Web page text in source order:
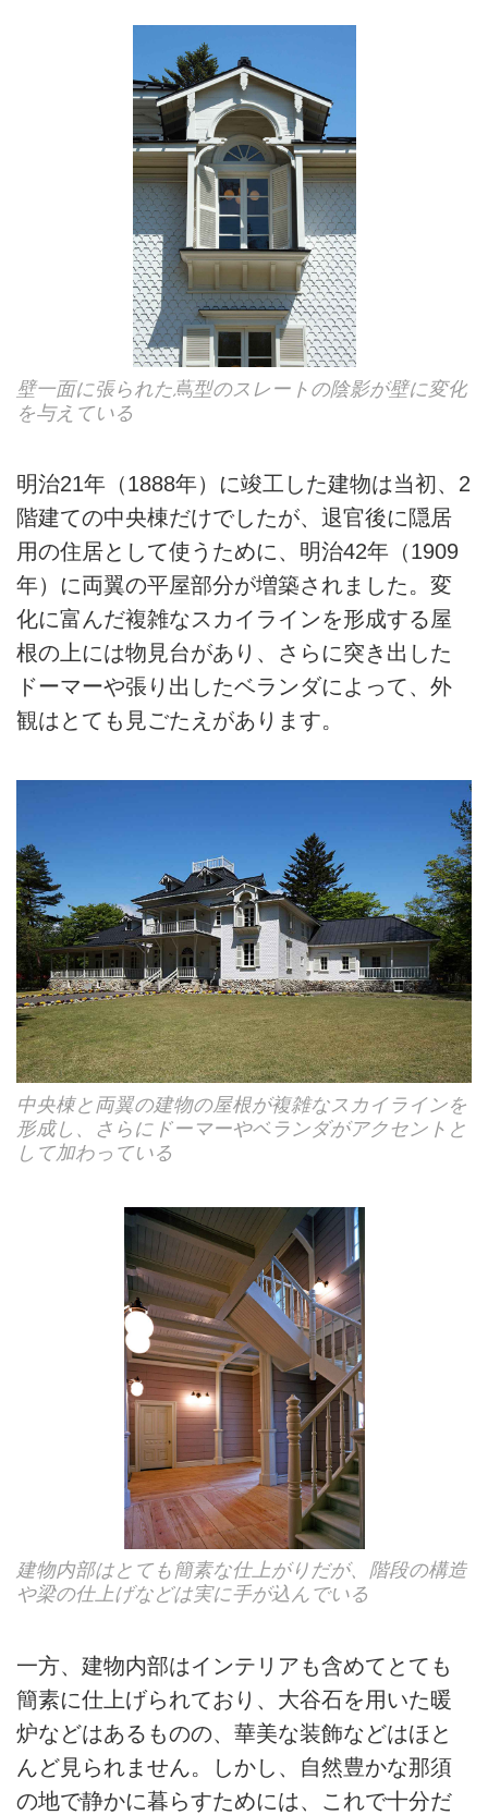
壁一面に張られた蔦型のスレートの陰影が壁に変化
を与えている
明治21年（1888年）に竣工した建物は当初、2
階建ての中央棟だけでしたが、退官後に隠居
用の住居として使うために、明治42年（1909
年）に両翼の平屋部分が増築されました。変
化に富んだ複雑なスカイラインを形成する屋
根の上には物見台があり、さらに突き出した
ドーマーや張り出したベランダによって、外
観はとても見ごたえがあります。
中央棟と両翼の建物の屋根が複雑なスカイラインを
形成し、さらにドーマーやベランダがアクセントと
して加わっている
建物内部はとても簡素な仕上がりだが、階段の構造
や梁の仕上げなどは実に手が込んでいる
一方、建物内部はインテリアも含めてとても
簡素に仕上げられており、大谷石を用いた暖
炉などはあるものの、華美な装飾などはほと
んど見られません。しかし、自然豊かな那須
の地で静かに暮らすためには、これで十分だ